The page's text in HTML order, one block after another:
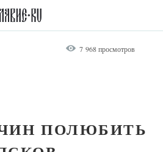
7 968 просмотров
ПОЛЮБИТЬ